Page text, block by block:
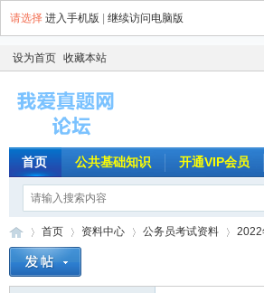
请选择 进入手机版 继续访问电脑版
设为首页 收藏本站
首页 公共基础知识 开通VIP会员
首页 资料中心 公务员考试资料 2022